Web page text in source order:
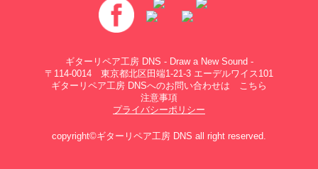
ギターリペア工房 DNS - Draw a New Sound -
〒114-0014 東京都北区田端1-21-3 エーデルワイス101
ギターリペア工房 DNSへのお問い合わせは こちら
注意事項
プライバシーポリシー
copyright©ギターリペア工房 DNS all right reserved.